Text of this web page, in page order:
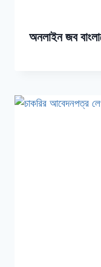
অনলাইন জব